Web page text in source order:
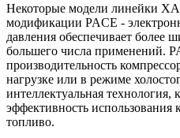
Некоторые модели линейки
модификации PACE -
давления обеспечивает более
большего числа применений.
производительность
нагрузке или в режиме
интеллектуальная технология,
эффективность использования
топливо.